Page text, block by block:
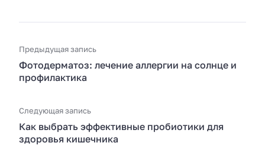
Предыдущая запись
Фотодерматоз: лечение аллергии на солнце и
профилактика
Следующая запись
Как выбрать эффективные пробиотики для
здоровья кишечника